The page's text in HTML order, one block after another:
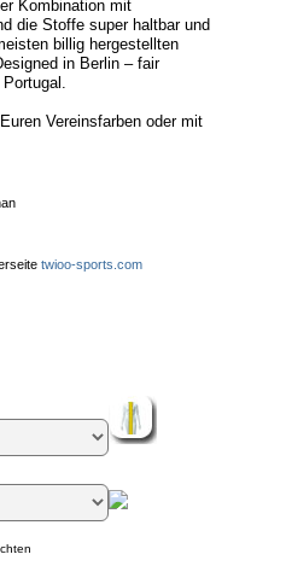
Kombination mit
die Stoffe super haltbar und
billig hergestellten
in Berlin – fair
Vereinsfarben oder mit
twioo-sports.com